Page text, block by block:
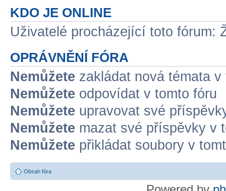
KDO JE ONLINE
Uživatelé procházející toto fórum:
OPRÁVNĚNÍ FÓRA
Nemůžete zakládat nová témata v
Nemůžete odpovídat v tomto fóru
Nemůžete upravovat své
Nemůžete mazat své příspěvky v
Nemůžete přikládat soubory v
Obsah fóra